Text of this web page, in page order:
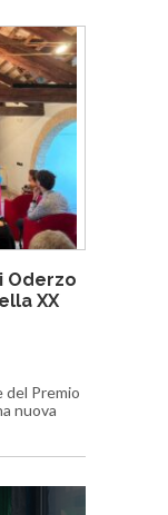
Oderzo
XX
del Premio
nuova